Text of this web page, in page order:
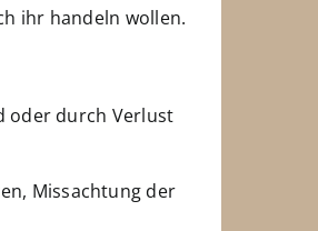
ihr handeln wollen.
oder durch Verlust
Missachtung der